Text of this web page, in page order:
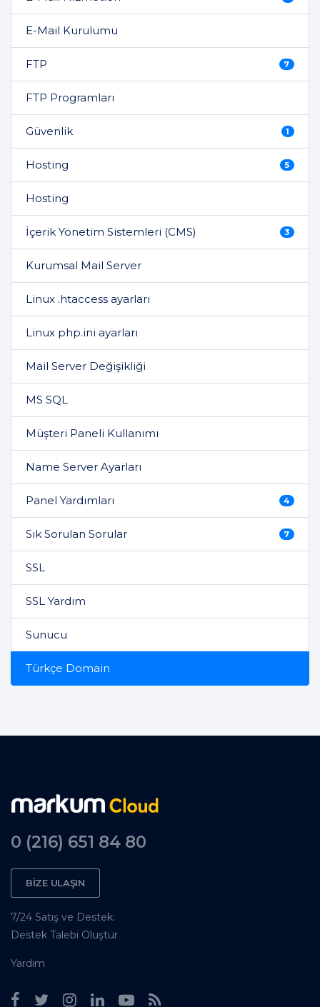
E-Mail Kurulumu
FTP 7
FTP Programları
Güvenlik 1
Hosting 5
Hosting
İçerik Yönetim Sistemleri (CMS) 3
Kurumsal Mail Server
Linux .htaccess ayarları
Linux php.ini ayarları
Mail Server Değişikliği
MS SQL
Müşteri Paneli Kullanımı
Name Server Ayarları
Panel Yardımları 4
Sık Sorulan Sorular 7
SSL
SSL Yardım
Sunucu
Türkçe Domain
0 (216) 651 84 80
BİZE ULAŞIN
7/24 Satış ve Destek:
Destek Talebi Oluştur
Yardım